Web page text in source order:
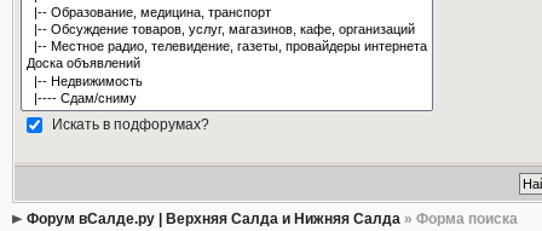
Искать в подфорумах?
Форум вСалде.ру | Верхняя Салда и Нижняя Салда» Форма поиска